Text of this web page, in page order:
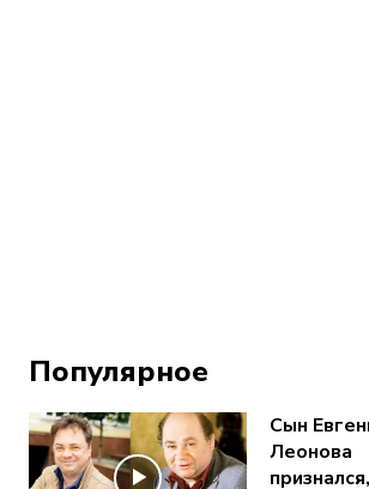
Популярное
Сын
Леонова